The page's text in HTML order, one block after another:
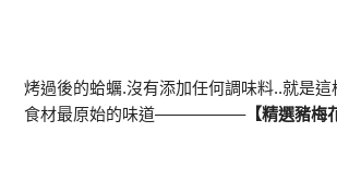
烤過後的蛤蠣.沒有添加任何調味料..就是這
食材最原始的味道—————–【精選豬梅